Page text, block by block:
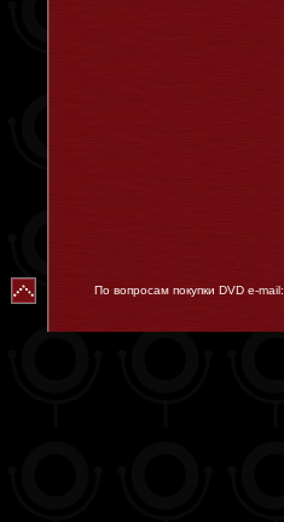
По вопросам покупки DVD e-mail: